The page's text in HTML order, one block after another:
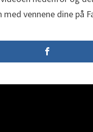
vennene dine på